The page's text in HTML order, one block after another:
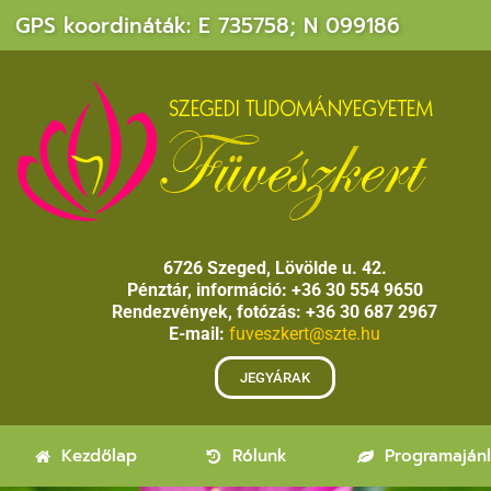
GPS koordináták: E 735758; N 099186
6726 Szeged, Lövölde u. 42.
Pénztár, információ: +36 30 554 9650
Rendezvények, fotózás: +36 30 687 2967
E-mail:fuveszkert@szte.hu
JEGYÁRAK
Kezdőlap Rólunk